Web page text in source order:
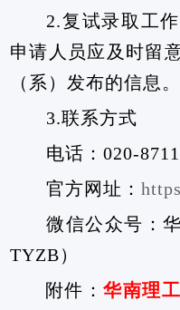
2.复试录取工
申请人员应及时留
（系）发布的信息。
3.联系方式
电话：020-
官方网址：
微信公众号：
TYZB）
附件：华南理